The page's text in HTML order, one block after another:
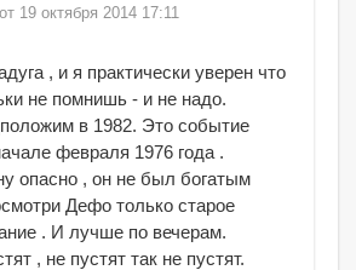
от 19 октября 2014 17:11
, и я практически уверен что
не помнишь - и не надо.
в 1982. Это событие
февраля 1976 года .
опасно , он не был богатым
Дефо только старое
. И лучше по вечерам.
, не пустят так не пустят.